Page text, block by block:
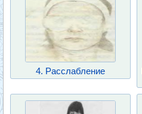
4. Расслабление